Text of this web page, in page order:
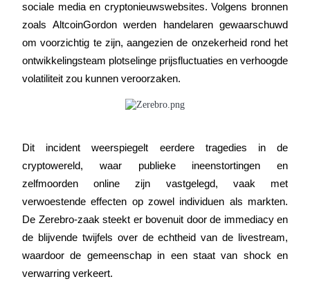
Futures met USDC als onderpand
Sluit je aan bij top traders
sociale media en cryptonieuwswebsites. Volgens bronnen
zoals AltcoinGordon werden handelaren gewaarschuwd
om voorzichtig te zijn, aangezien de onzekerheid rond het
ontwikkelingsteam plotselinge prijsfluctuaties en verhoogde
volatiliteit zou kunnen veroorzaken.
Dit incident weerspiegelt eerdere tragedies in de
cryptowereld, waar publieke ineenstortingen en
zelfmoorden online zijn vastgelegd, vaak met
verwoestende effecten op zowel individuen als markten.
De Zerebro-zaak steekt er bovenuit door de immediacy en
de blijvende twijfels over de echtheid van de livestream,
waardoor de gemeenschap in een staat van shock en
verwarring verkeert.